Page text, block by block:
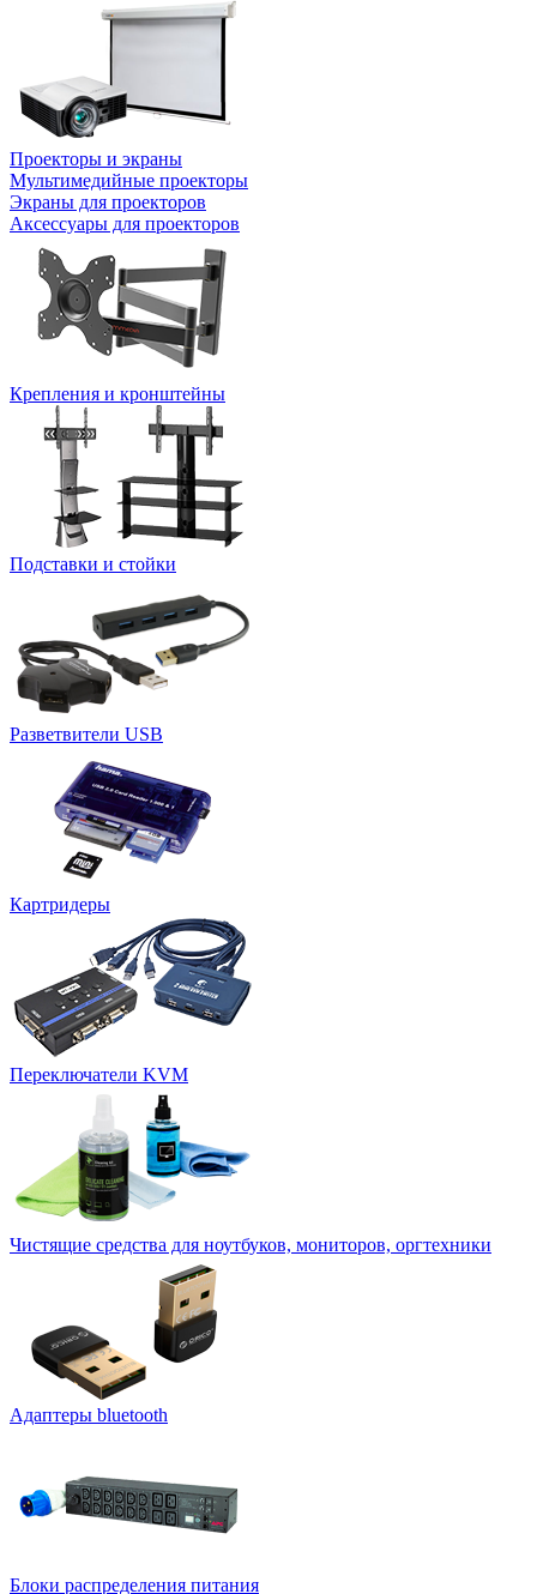
Проекторы и экраны
Мультимедийные проекторы
Экраны для проекторов
Аксессуары для проекторов
Крепления и кронштейны
Подставки и стойки
Разветвители USB
Картридеры
Переключатели KVM
Чистящие средства для ноутбуков, мониторов, оргтехники
Адаптеры bluetooth
Блоки распределения питания